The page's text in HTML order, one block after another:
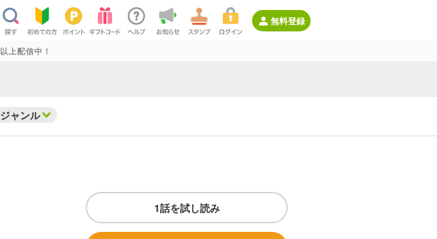
無料登録
以上配信中！
ジャンル
1話を試し読み